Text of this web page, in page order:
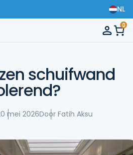
NL
0
schuifwand
mei 2026Door Fatih Aksu